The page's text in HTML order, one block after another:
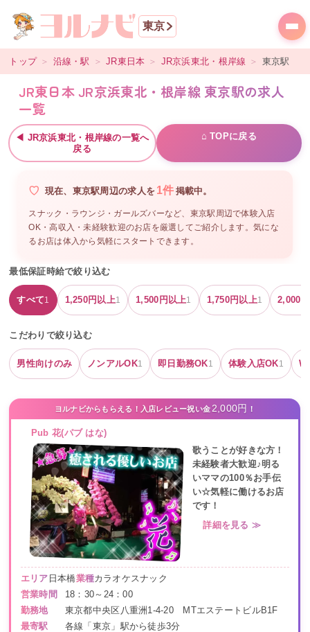
東京
トップ ＞ 沿線・駅 ＞ JR東日本 ＞ JR京浜東北・根岸線 ＞ 東京駅
JR東日本 JR京浜東北・根岸線 東京駅の求人
一覧
◀ JR京浜東北・根岸線の一覧へ
戻る
⌂ TOPに戻る
現在、 東京駅周辺の求人を 1件 掲載中。
スナック・ラウンジ・ガールズバーなど、 東京駅周辺で体験入店
OK・高収入・未経験歓迎のお店を厳選してご紹介します。気にな
るお店は体入から気軽にスタートできます。
最低保証時給で絞り込む
すべて1 1,250円以上1 1,500 円以上1 1,750円以上1 2,000
こだわりで絞り込む
男性向けのみ ノンアルOK1 即日勤務OK1 体験入店OK1 W
ヨルナビからもらえる！入店レビュー祝い金2,000円 ！
Pub 花(パブ はな)
歌うことが好きな方！
未経験者大歓迎♪明る
いママの100％お手伝
い☆気軽に働けるお店
です！
詳細を見る ≫
エリア 日本橋業種カラオケスナック
営業時間
18：30～24：00
勤務地
東京都中央区八重洲1-4-20 MTエステートビルB1F
最寄駅
各線「東京」駅から徒歩3分